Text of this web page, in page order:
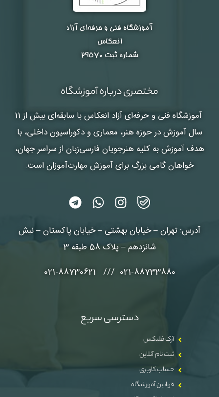
آموزشگاه فنی و حرفه‌ای آزاد
انعکاس
شماره ثبت ۲۹۵۷۰
مختصری درباره آموزشگاه
آموزشگاه فنی و حرفه‌ای آزاد انعکاس
با سابقه‌ای بیش از 11
سال آموزش در حوزه هنر، معماری و دکوراسیون داخلی، با
هدف آموزش به کلیه هنرجویان فارسی‌زبان از سراسر جهان،
خواهان گامی بزرگ برای آموزش مهارت‌آموزان است.
آدرس: تهران – خیابان بهشتی – خیابان پاکستان – نبش
شانزدهم – پلاک 58 طبقه 3
021-88733880 /// 021-88730621
دسترسی سریع
آرک فلیکس
ثبت نام آنلاین
حساب کاربری
قوانین آموزشگاه